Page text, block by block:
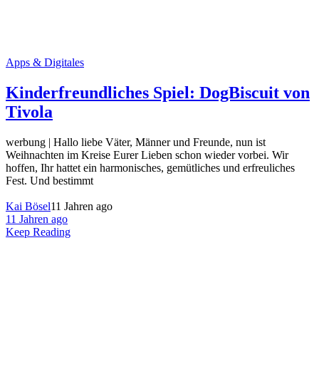
Apps & Digitales
Kinderfreundliches Spiel: DogBiscuit von
Tivola
werbung | Hallo liebe Väter, Männer und Freunde, nun ist
Weihnachten im Kreise Eurer Lieben schon wieder vorbei. Wir
hoffen, Ihr hattet ein harmonisches, gemütliches und erfreuliches
Fest. Und bestimmt
Kai Bösel11 Jahren ago
11 Jahren ago
Keep Reading